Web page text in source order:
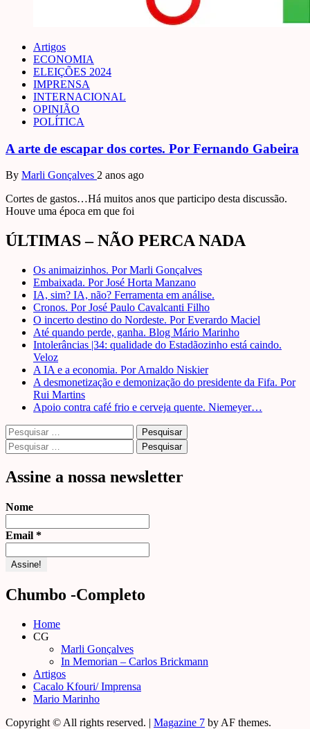
Artigos
ECONOMIA
ELEIÇÕES 2024
IMPRENSA
INTERNACIONAL
OPINIÃO
POLÍTICA
A arte de escapar dos cortes. Por Fernando Gabeira
By Marli Gonçalves 2 anos ago
Cortes de gastos…Há muitos anos que participo desta discussão.
Houve uma época em que foi
ÚLTIMAS – NÃO PERCA NADA
Os animaizinhos. Por Marli Gonçalves
Embaixada. Por José Horta Manzano
IA, sim? IA, não? Ferramenta em análise.
Cronos. Por José Paulo Cavalcanti Filho
O incerto destino do Nordeste. Por Everardo Maciel
Até quando perde, ganha. Blog Mário Marinho
Intolerâncias |34: qualidade do Estadãozinho está caindo.
Veloz
A IA e a economia. Por Arnaldo Niskier
A desmonetização e demonização do presidente da Fifa. Por
Rui Martins
Apoio contra café frio e cerveja quente. Niemeyer…
Pesquisar
por:
Pesquisar
por:
Assine a nossa newsletter
Nome
Email *
Chumbo -Completo
Home
CG
Marli Gonçalves
In Memorian – Carlos Brickmann
Artigos
Cacalo Kfouri/ Imprensa
Mario Marinho
Copyright © All rights reserved. | Magazine 7 by AF themes.